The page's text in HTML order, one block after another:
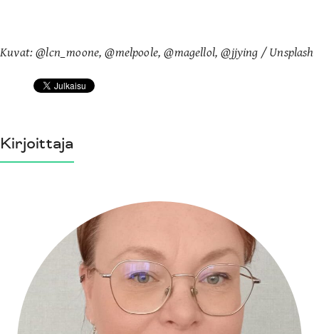
Kuvat: @lcn_moone, @melpoole, @magellol, @jjying / Unsplash
Kirjoittaja